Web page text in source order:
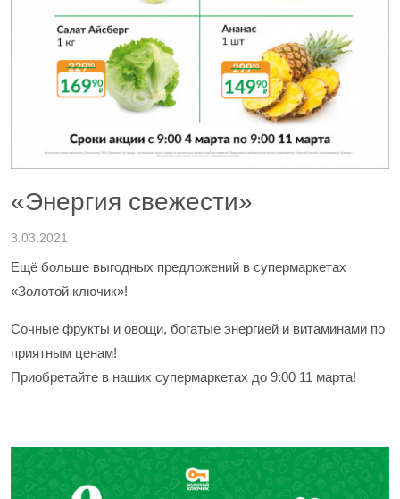
«Энергия свежести»
3.03.2021
Ещё больше выгодных предложений в супермаркетах
«Золотой ключик»!
Сочные фрукты и овощи, богатые энергией и витаминами по
приятным ценам!
Приобретайте в наших супермаркетах до 9:00 11 марта!